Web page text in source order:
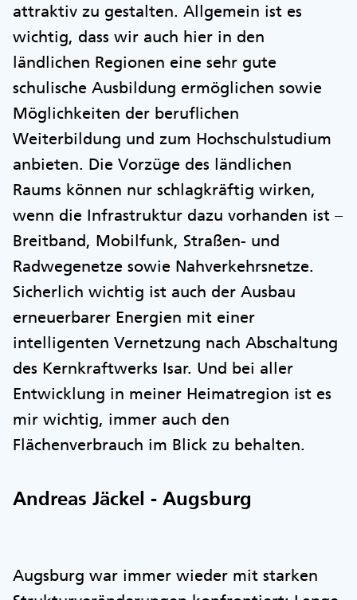
attraktiv zu gestalten. Allgemein ist es
wichtig, dass wir auch hier in den
ländlichen Regionen eine sehr gute
schulische Ausbildung ermöglichen sowie
Möglichkeiten der beruflichen
Weiterbildung und zum Hochschulstudium
anbieten. Die Vorzüge des ländlichen
Raums können nur schlagkräftig wirken,
wenn die Infrastruktur dazu vorhanden ist –
Breitband, Mobilfunk, Straßen- und
Radwegenetze sowie Nahverkehrsnetze.
Sicherlich wichtig ist auch der Ausbau
erneuerbarer Energien mit einer
intelligenten Vernetzung nach Abschaltung
des Kernkraftwerks Isar. Und bei aller
Entwicklung in meiner Heimatregion ist es
mir wichtig, immer auch den
Flächenverbrauch im Blick zu behalten.
Andreas Jäckel - Augsburg
Augsburg war immer wieder mit starken